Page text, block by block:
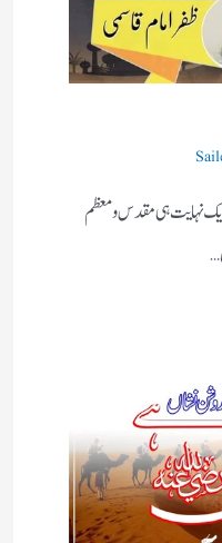
نہایت ہی مقدس و معظم